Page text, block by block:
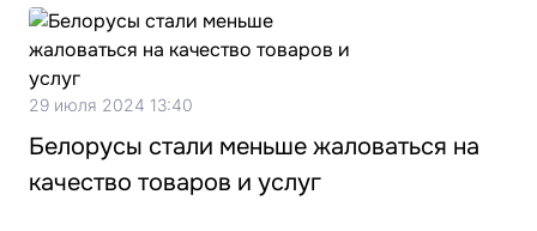
29 июля 2024 13:40
Белорусы стали меньше жаловаться на
качество товаров и услуг